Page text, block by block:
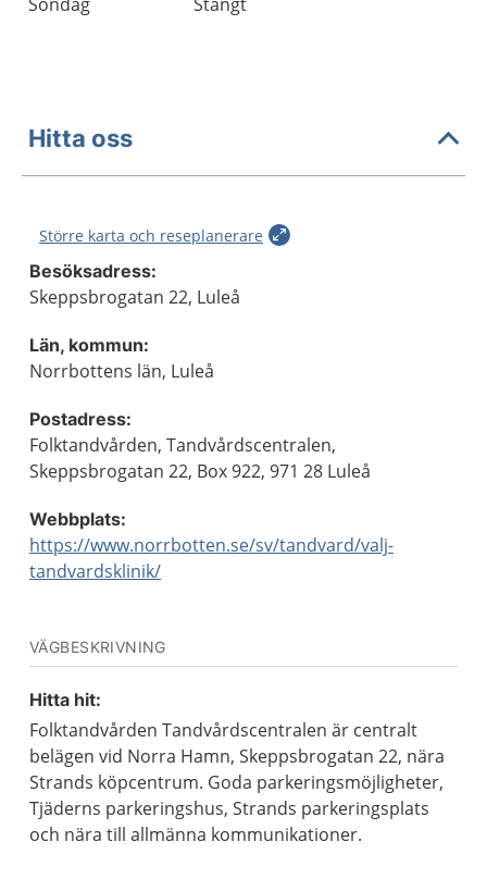
Hitta oss
Större karta och reseplanerare
Besöksadress:
Skeppsbrogatan 22, Luleå
Län, kommun:
Norrbottens län, Luleå
Postadress:
Folktandvården, Tandvårdscentralen,
Skeppsbrogatan 22, Box 922, 971 28 Luleå
Webbplats:
https://www.norrbotten.se/sv/tandvard/valj-
tandvardsklinik/
VÄGBESKRIVNING
Hitta hit:
Folktandvården Tandvårdscentralen är centralt
belägen vid Norra Hamn, Skeppsbrogatan 22, nära
Strands köpcentrum. Goda parkeringsmöjligheter,
Tjäderns parkeringshus, Strands parkeringsplats
och nära till allmänna kommunikationer.